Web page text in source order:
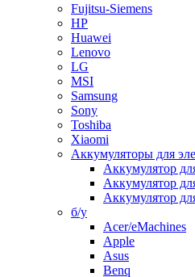
Fujitsu-Siemens
HP
Huawei
Lenovo
LG
MSI
Samsung
Sony
Toshiba
Xiaomi
Аккумуляторы для
Аккумулятор
Аккумулятор
Аккумулятор
б/у
Acer/eMachines
Apple
Asus
Benq